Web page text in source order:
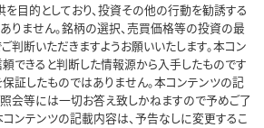
目的としており、投資その他の行動を勧誘する
りません。銘柄の選択、売買価格等の投資の最
判断いただきますようお願いいたします。本コン
できると判断した情報源から入手したものです
証したものではありません。本コンテンツの記
会等には一切お答え致しかねますので予めご了
コンテンツの記載内容は、予告なしに変更するこ